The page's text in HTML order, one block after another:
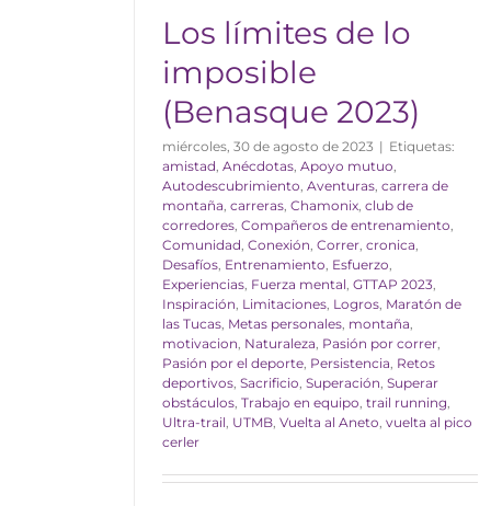
Los límites de lo
imposible
(Benasque 2023)
miércoles, 30 de agosto de 2023 | Etiquetas:
amistad, Anécdotas, Apoyo mutuo,
Autodescubrimiento, Aventuras, carrera de
montaña, carreras, Chamonix, club de
corredores, Compañeros de entrenamiento,
Comunidad, Conexión, Correr, cronica,
Desafíos, Entrenamiento, Esfuerzo,
Experiencias, Fuerza mental, GTTAP 2023,
Inspiración, Limitaciones, Logros, Maratón de
las Tucas, Metas personales, montaña,
motivacion, Naturaleza, Pasión por correr,
Pasión por el deporte, Persistencia, Retos
deportivos, Sacrificio, Superación, Superar
obstáculos, Trabajo en equipo, trail running,
Ultra-trail, UTMB, Vuelta al Aneto, vuelta al pico
cerler